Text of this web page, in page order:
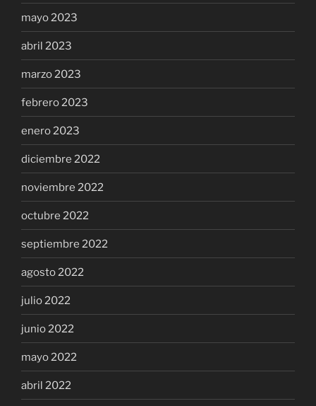
mayo 2023
abril 2023
marzo 2023
febrero 2023
enero 2023
diciembre 2022
noviembre 2022
octubre 2022
septiembre 2022
agosto 2022
julio 2022
junio 2022
mayo 2022
abril 2022